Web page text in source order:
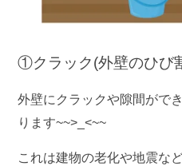
①クラック(外壁のひび
外壁にクラックや隙間がで
ります~~>_<~~
これは建物の老化や地震な